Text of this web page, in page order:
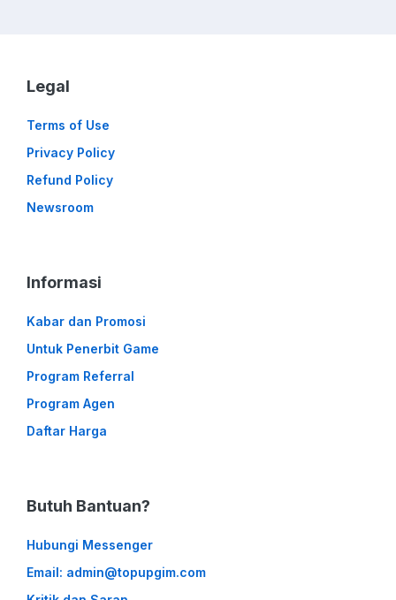
Legal
Terms of Use
Privacy Policy
Refund Policy
Newsroom
Informasi
Kabar dan Promosi
Untuk Penerbit Game
Program Referral
Program Agen
Daftar Harga
Butuh Bantuan?
Hubungi Messenger
Email: admin@topupgim.com